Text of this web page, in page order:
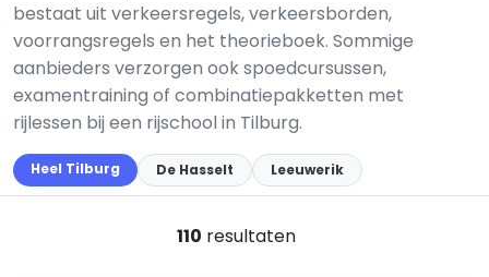
bestaat uit verkeersregels, verkeersborden,
voorrangsregels en het theorieboek. Sommige
aanbieders verzorgen ook spoedcursussen,
examentraining of combinatiepakketten met
rijlessen bij een rijschool in Tilburg.
Heel Tilburg De Hasselt Leeuwerik
110 resultaten